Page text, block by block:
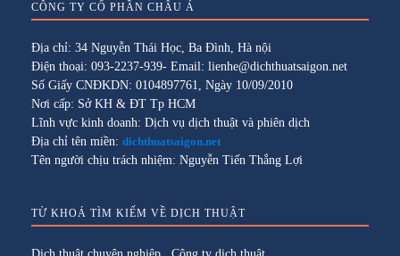
CÔNG TY CỔ PHẦN CHÂU Á
Địa chỉ: 34 Nguyễn Thái Học, Ba Đình, Hà nội
Điện thoại: 093-2237-939- Email: lienhe@dichthuatsaigon.net
Số Giấy CNĐKDN: 0104897761, Ngày 10/09/2010
Nơi cấp: Sở KH & ĐT Tp HCM
Lĩnh vực kinh doanh: Dịch vụ dịch thuật và phiên dịch
Địa chỉ tên miền: dichthuatsaigon.net
Tên người chịu trách nhiệm: Nguyễn Tiến Thắng Lợi
TỪ KHOÁ TÌM KIẾM VỀ DỊCH THUẬT